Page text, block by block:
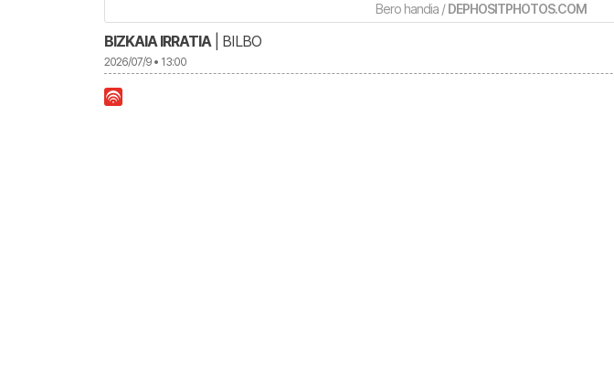
Bero handia /DEPHOSITPHOTOS.COM
BIZKAIA IRRATIA| BILBO
2026/07/9 • 13:00